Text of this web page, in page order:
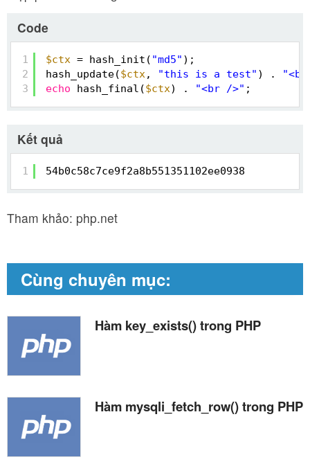
Code
1
2
3
$ctx = hash_init( "md5" );
hash_update($ctx, "this is a test" ) .
echo
hash_final($ctx) . "<br />" ;
Kết quả
1 54b0c58c7ce9f2a8b551351102ee0938
Tham khảo: php.net
Cùng chuyên mục:
Hàm key_exists() trong PHP
Hàm mysqli_fetch_row() trong PHP